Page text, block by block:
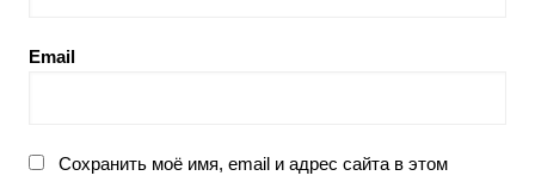
Email
Сохранить моё имя, email и адрес сайта в этом